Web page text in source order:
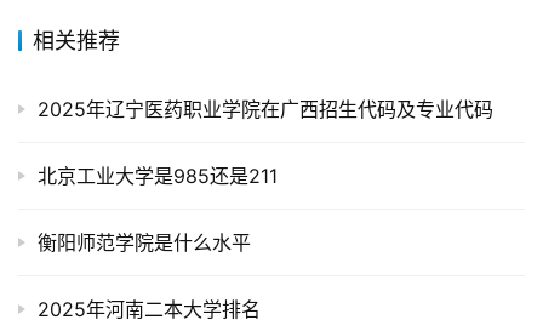
相关推荐
2025年辽宁医药职业学院在广西招生代码及专业代码
北京工业大学是985还是211
衡阳师范学院是什么水平
2025年河南二本大学排名